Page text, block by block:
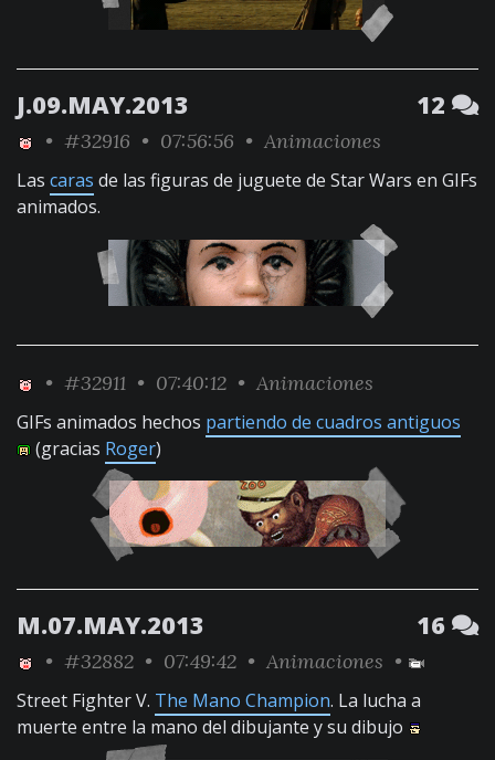
J.09.MAY.2013 12
• #32916 • 07:56:56 • Animaciones
Las caras de las figuras de juguete de Star Wars en GIFs
animados.
• #32911 • 07:40:12 • Animaciones
GIFs animados hechos partiendo de cuadros antiguos
(gracias Roger)
M.07.MAY.2013 16
• #32882 • 07:49:42 • Animaciones •
Street Fighter V. The Mano Champion. La lucha a
muerte entre la mano del dibujante y su dibujo